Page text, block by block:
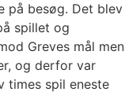
på besøg. Det blev
spillet og
Greves mål men
og derfor var
times spil eneste